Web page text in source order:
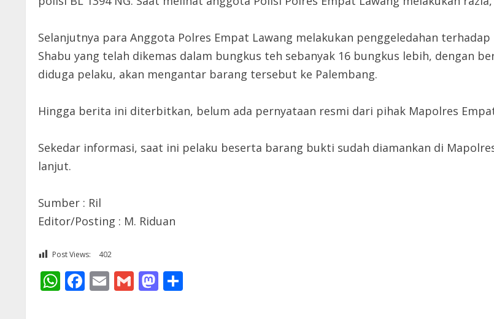
Selanjutnya para Anggota Polres Empat Lawang melakukan penggeledahan
Shabu yang telah dikemas dalam bungkus teh sebanyak 16 bungkus lebih, dengan
diduga pelaku, akan mengantar barang tersebut ke Palembang.
Hingga berita ini diterbitkan, belum ada pernyataan resmi dari pihak Mapolres
Sekedar informasi, saat ini pelaku beserta barang bukti sudah diamankan di
lanjut.
Sumber : Ril
Editor/Posting : M. Riduan
Post Views: 402
WhatsApp
Facebook
EmailGmailMastodon